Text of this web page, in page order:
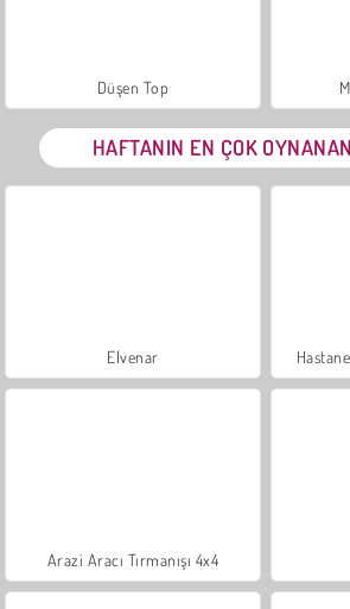
Düşen Top
HAFTANIN EN ÇOK
Elvenar
Arazi Aracı Tırmanışı 4x4